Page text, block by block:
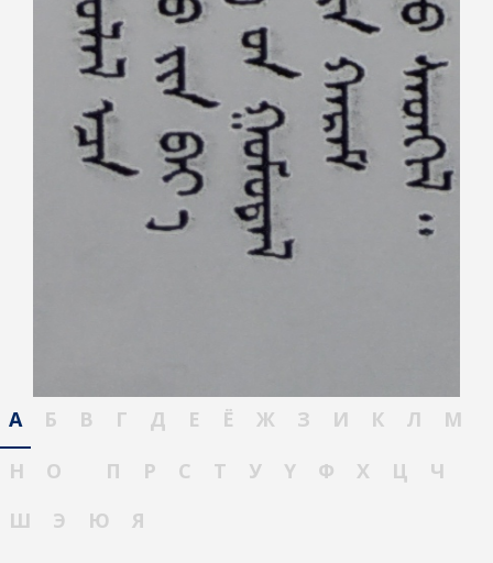
А Б В Г Д Е Ё Ж З И К Л
М
Н
О П Р С Т У Ү Ф Х Ц
Ч
Ш
Э Ю Я